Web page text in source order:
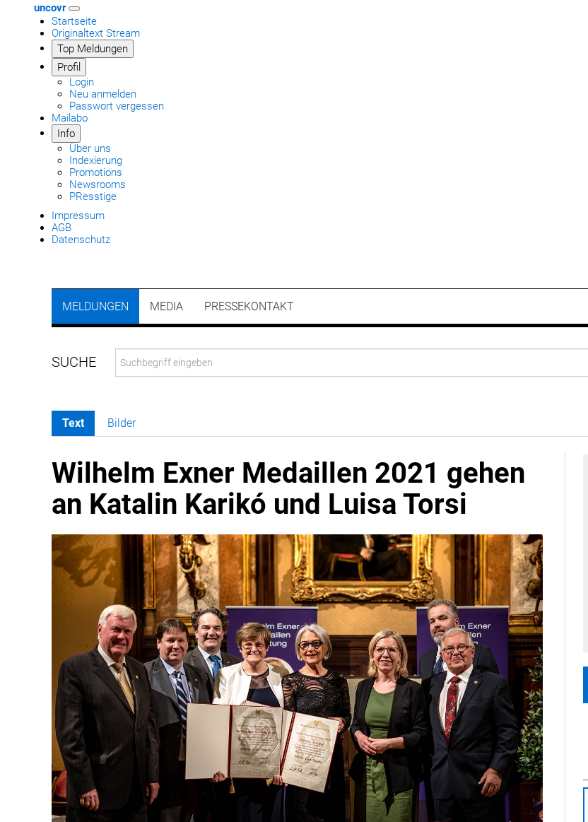
uncovr
Startseite
Originaltext Stream
Top Meldungen
Profil
Login
Neu anmelden
Passwort vergessen
Mailabo
Info
Über uns
Indexierung
Promotions
Newsrooms
PResstige
Impressum
AGB
Datenschutz
MELDUNGEN MEDIA PRESSEKONTAKT
Text Bilder
Wilhelm Exner Medaillen 2021 gehen
an Katalin Karikó und Luisa Torsi